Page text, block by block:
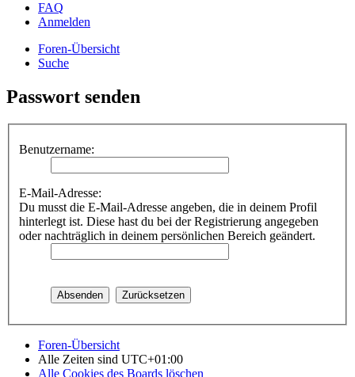
FAQ
Anmelden
Foren-Übersicht
Suche
Passwort senden
Benutzername:
E-Mail-Adresse:
Du musst die E-Mail-Adresse angeben, die in deinem Profil
hinterlegt ist. Diese hast du bei der Registrierung angegeben
oder nachträglich in deinem persönlichen Bereich geändert.
Foren-Übersicht
Alle Zeiten sind UTC+01:00
Alle Cookies des Boards löschen